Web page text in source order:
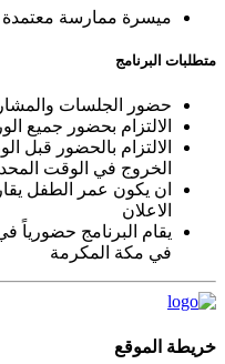
ميسرة ممارسة معتمدة
متطلبات البرنامج
حضور الجلسات
الالتزام بحضور جميع
الالتزام بالحضور قبل
الخروج في الوقت
ان يكون عمر الطفل
الاعلان
يقام البرنامج حضورياً
في مكة المكرمة
خريطة الموقع